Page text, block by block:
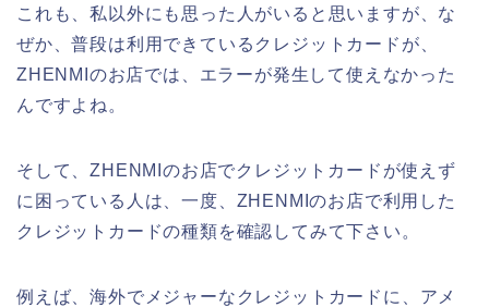
これも、私以外にも思った人がいると思いますが、な
ぜか、普段は利用できているクレジットカードが、
ZHENMIのお店では、エラーが発生して使えなかった
んですよね。
そして、ZHENMIのお店でクレジットカードが使えず
に困っている人は、一度、ZHENMIのお店で利用した
クレジットカードの種類を確認してみて下さい。
例えば、海外でメジャーなクレジットカードに、アメ